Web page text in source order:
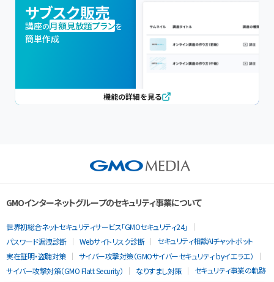
サブスク販売
講座の月額見放題プランを
簡単作成
機能の詳細を見る
GMOインターネットグループのセキュリティ事業について
世界初総合ネットセキュリティサービス「GMOセキュリティ24」
パスワード漏洩診断
Webサイトリスク診断
セキュリティ相談AIチャットボット
実在証明・盗聴対策
サイバー攻撃対策（GMOサイバーセキュリティ byイエラエ）
サイバー攻撃対策（GMO Flatt Security）
なりすまし対策 セキュリティ事業の軌跡